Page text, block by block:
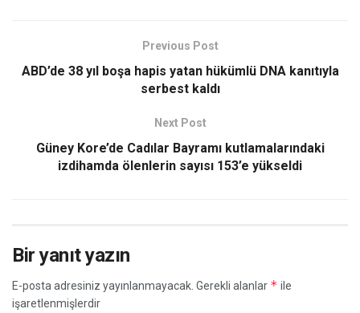
Previous Post
ABD’de 38 yıl boşa hapis yatan hükümlü DNA kanıtıyla
serbest kaldı
Next Post
Güney Kore’de Cadılar Bayramı kutlamalarındaki
izdihamda ölenlerin sayısı 153’e yükseldi
Bir yanıt yazın
E-posta adresiniz yayınlanmayacak. Gerekli alanlar * ile
işaretlenmişlerdir